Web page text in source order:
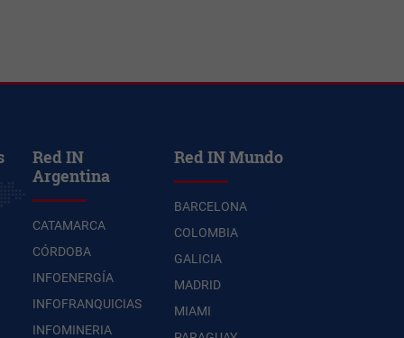
Red IN
Argentina
CATAMARCA
CÓRDOBA
INFOENERGÍA
INFOFRANQUICIAS
INFOMINERIA
Red IN Mundo
BARCELONA
COLOMBIA
GALICIA
MADRID
MIAMI